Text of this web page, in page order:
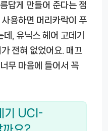
답게 만들어 준다는 점
용하면 머리카락이 푸
데, 유닉스 헤어 고데기
전혀 없었어요. 매끄
무 마음에 들어서 꼭
기 UCI-